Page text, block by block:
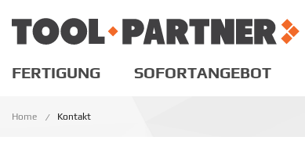
FERTIGUNG SOFORTANGEBOT
Home Kontakt